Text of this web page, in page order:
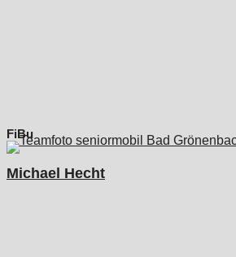
FiBu
Michael Hecht